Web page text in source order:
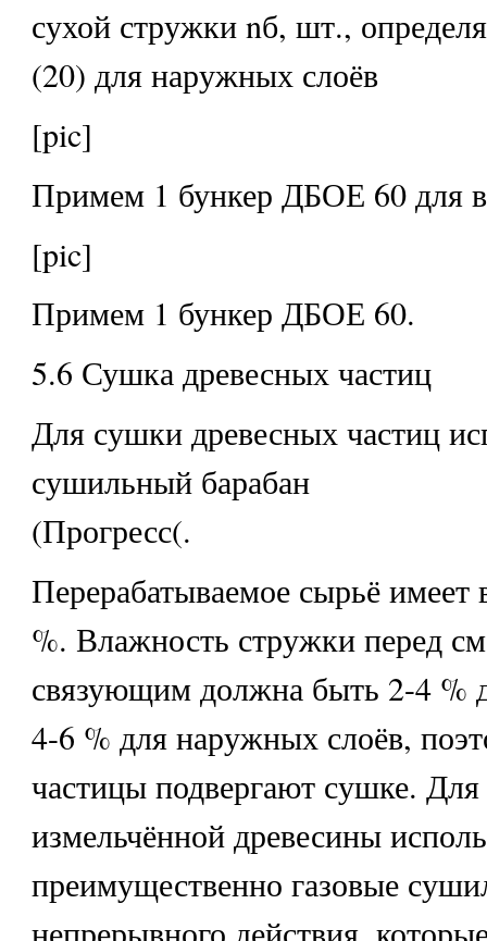
сухой стружки nб, шт.,
(20) для наружных слоёв
[pic]
Примем 1 бункер ДБОЕ 60 для
[pic]
Примем 1 бункер ДБОЕ 60.
5.6 Сушка древесных частиц
Для сушки древесных частиц
сушильный барабан
(Прогресс(.
Перерабатываемое сырьё имеет
%. Влажность стружки перед
связующим должна быть 2-4 %
4-6 % для наружных слоёв,
частицы подвергают сушке.
измельчённой древесины
преимущественно газовые
непрерывного действия,